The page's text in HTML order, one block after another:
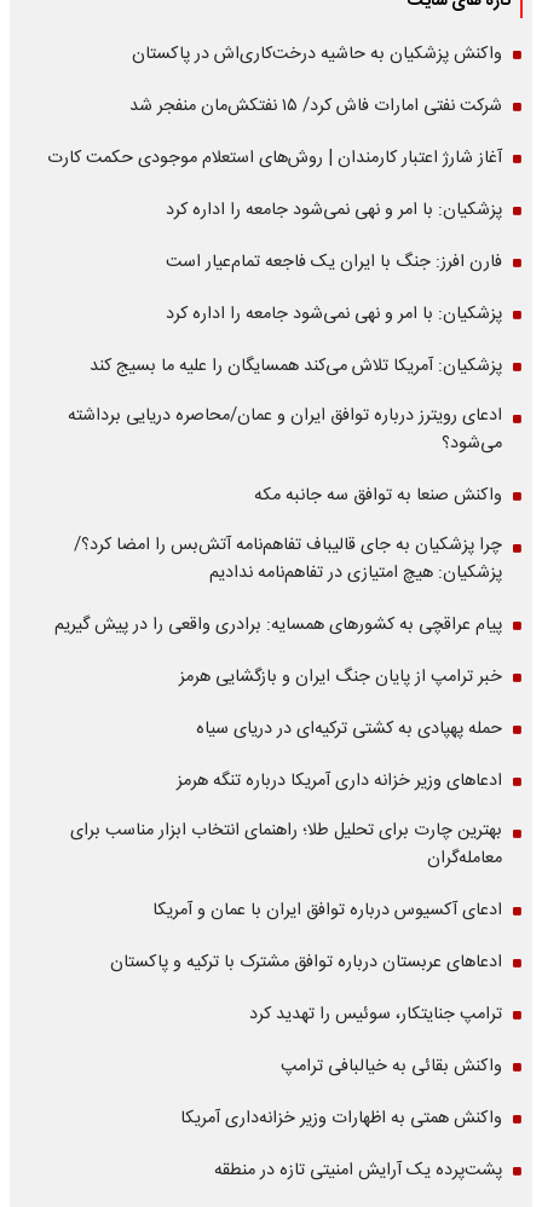
واکنش پزشکیان به حاشیه درخت‌کاری‌اش در پاکستان
شرکت نفتی امارات فاش کرد/ ۱۵ نفتکش‌مان منفجر شد
آغاز شارژ اعتبار کارمندان | روش‌های استعلام موجودی حکمت کارت
پزشکیان: با امر و نهی نمی‌شود جامعه را اداره کرد
فارن افرز: جنگ با ایران یک فاجعه تمام‌عیار است
پزشکیان: با امر و نهی نمی‌شود جامعه را اداره کرد
پزشکیان: آمریکا تلاش می‌کند همسایگان را علیه ما بسیج کند
ادعای رویترز درباره توافق ایران و عمان/محاصره دریایی برداشته
می‌شود؟
واکنش صنعا به توافق سه جانبه مکه
چرا پزشکیان به جای قالیباف تفاهم‌نامه آتش‌بس را امضا کرد؟/
پزشکیان: هیچ امتیازی در تفاهم‌نامه ندادیم
پیام عراقچی به کشورهای همسایه: برادری واقعی را در پیش گیریم
خبر ترامپ از پایان جنگ ایران و بازگشایی هرمز
حمله پهپادی به کشتی ترکیه‌ای در دریای سیاه
ادعاهای وزیر خزانه داری آمریکا درباره تنگه هرمز
بهترین چارت برای تحلیل طلا؛ راهنمای انتخاب ابزار مناسب برای
معامله‌گران
ادعای آکسیوس درباره توافق ایران با عمان و آمریکا
ادعاهای عربستان درباره توافق مشترک با ترکیه و پاکستان
ترامپ جنایتکار، سوئیس را تهدید کرد
واکنش بقائی به خیالبافی ترامپ
واکنش همتی به اظهارات وزیر خزانه‌داری آمریکا
پشت‌پرده یک آرایش امنیتی تازه در منطقه